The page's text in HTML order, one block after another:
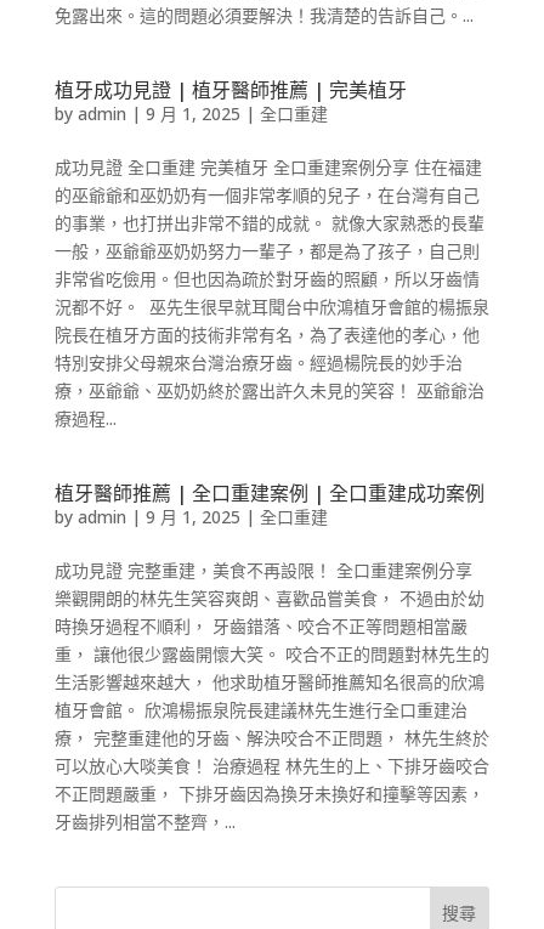
免露出來。這的問題必須要解決！我清楚的告訴自己。...
植牙成功見證 | 植牙醫師推薦 | 完美植牙
by admin | 9 月 1, 2025 | 全口重建
成功見證 全口重建 完美植牙 全口重建案例分享 住在福建
的巫爺爺和巫奶奶有一個非常孝順的兒子，在台灣有自己
的事業，也打拼出非常不錯的成就。 就像大家熟悉的長輩
一般，巫爺爺巫奶奶努力一輩子，都是為了孩子，自己則
非常省吃儉用。但也因為疏於對牙齒的照顧，所以牙齒情
況都不好。 巫先生很早就耳聞台中欣鴻植牙會館的楊振泉
院長在植牙方面的技術非常有名，為了表達他的孝心，他
特別安排父母親來台灣治療牙齒。經過楊院長的妙手治
療，巫爺爺、巫奶奶終於露出許久未見的笑容！ 巫爺爺治
療過程...
植牙醫師推薦 | 全口重建案例 | 全口重建成功案例
by admin | 9 月 1, 2025 | 全口重建
成功見證 完整重建，美食不再設限！ 全口重建案例分享
樂觀開朗的林先生笑容爽朗、喜歡品嘗美食， 不過由於幼
時換牙過程不順利， 牙齒錯落、咬合不正等問題相當嚴
重， 讓他很少露齒開懷大笑。 咬合不正的問題對林先生的
生活影響越來越大， 他求助植牙醫師推薦知名很高的欣鴻
植牙會館。 欣鴻楊振泉院長建議林先生進行全口重建治
療， 完整重建他的牙齒、解決咬合不正問題， 林先生終於
可以放心大啖美食！ 治療過程 林先生的上、下排牙齒咬合
不正問題嚴重， 下排牙齒因為換牙未換好和撞擊等因素，
牙齒排列相當不整齊，...
搜尋